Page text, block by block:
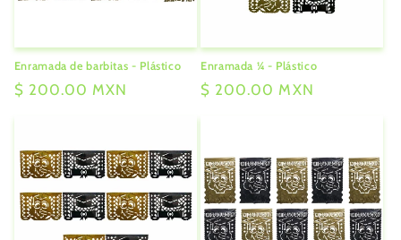
Enramada de barbitas - Plástico
Precio
$ 200.00 MXN
Enramada ¼ - Plástico
Precio
$ 200.00 MXN